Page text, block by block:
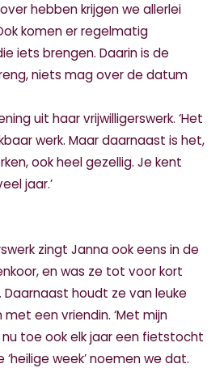
hebben krijgen we allerlei
komen er regelmatig
iets brengen. Daarin is de
niets mag over de datum
uit haar vrijwilligerswerk. ‘Het
werk. Maar daarnaast is het,
ook heel gezellig. Je kent
jaar.’
zingt Janna ook eens in de
en was ze tot voor kort
houdt ze van leuke
een vriendin. ‘Met mijn
toe ook elk jaar een fietstocht
week’ noemen we dat.